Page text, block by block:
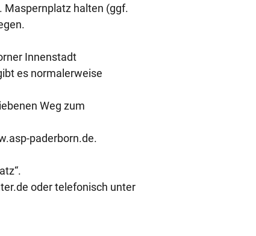
Maspernplatz halten (ggf.
Innenstadt
es normalerweise
Weg zum
paderborn.de.
oder telefonisch unter